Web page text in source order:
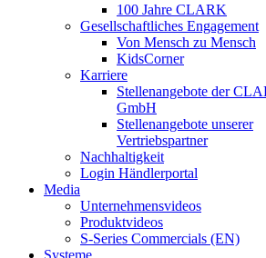
100 Jahre CLARK
Gesellschaftliches Engagement
Von Mensch zu Mensch
KidsCorner
Karriere
Stellenangebote der
GmbH
Stellenangebote unserer
Vertriebspartner
Nachhaltigkeit
Login Händlerportal
Media
Unternehmensvideos
Produktvideos
S-Series Commercials (EN)
Systeme